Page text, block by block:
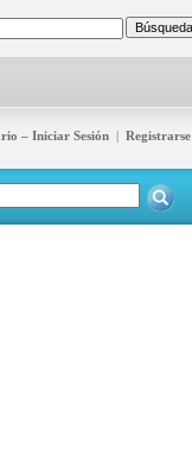
– Iniciar Sesión | Registrarse